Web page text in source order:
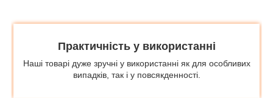
Практичність у використанні
Наші товарі дуже зручні у використанні як для особливих
випадків, так і у повсякденності.